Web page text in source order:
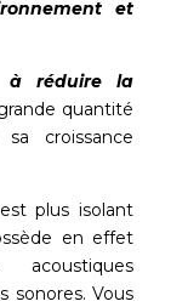
et
à réduire la
quantité
croissance
plus isolant
en effet
acoustiques
sonores. Vous